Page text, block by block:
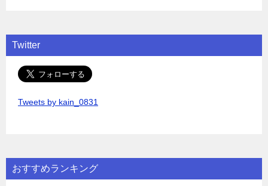
Twitter
Tweets by kain_0831
おすすめランキング